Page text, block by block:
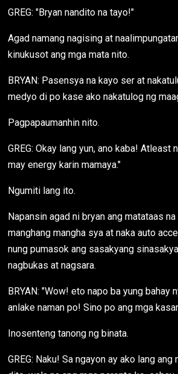
GREG: "Bryan nandito na tayo!"
Agad namang nagising at
kinukusot ang mga mata nito.
BRYAN: Pasensya na kayo ser at
medyo di po kase ako nakatulog ng
Pagpapaumanhin nito.
GREG: Okay lang yun, ano kaba! Atleast
may energy karin mamaya."
Ngumiti lang ito.
Napansin agad ni bryan ang matataas
manghang mangha sya at naka auto
nung pumasok ang sasakyang
nagbukas at nagsara.
BRYAN: "Wow! eto napo ba yung bahay
anlake naman po! Sino po ang mga
Inosenteng tanong ng binata.
GREG: Naku! Sa ngayon ay ako lang